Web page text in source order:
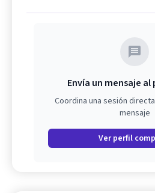
Envía un mensaje
Coordina una sesión
mensaje
Ver perfil